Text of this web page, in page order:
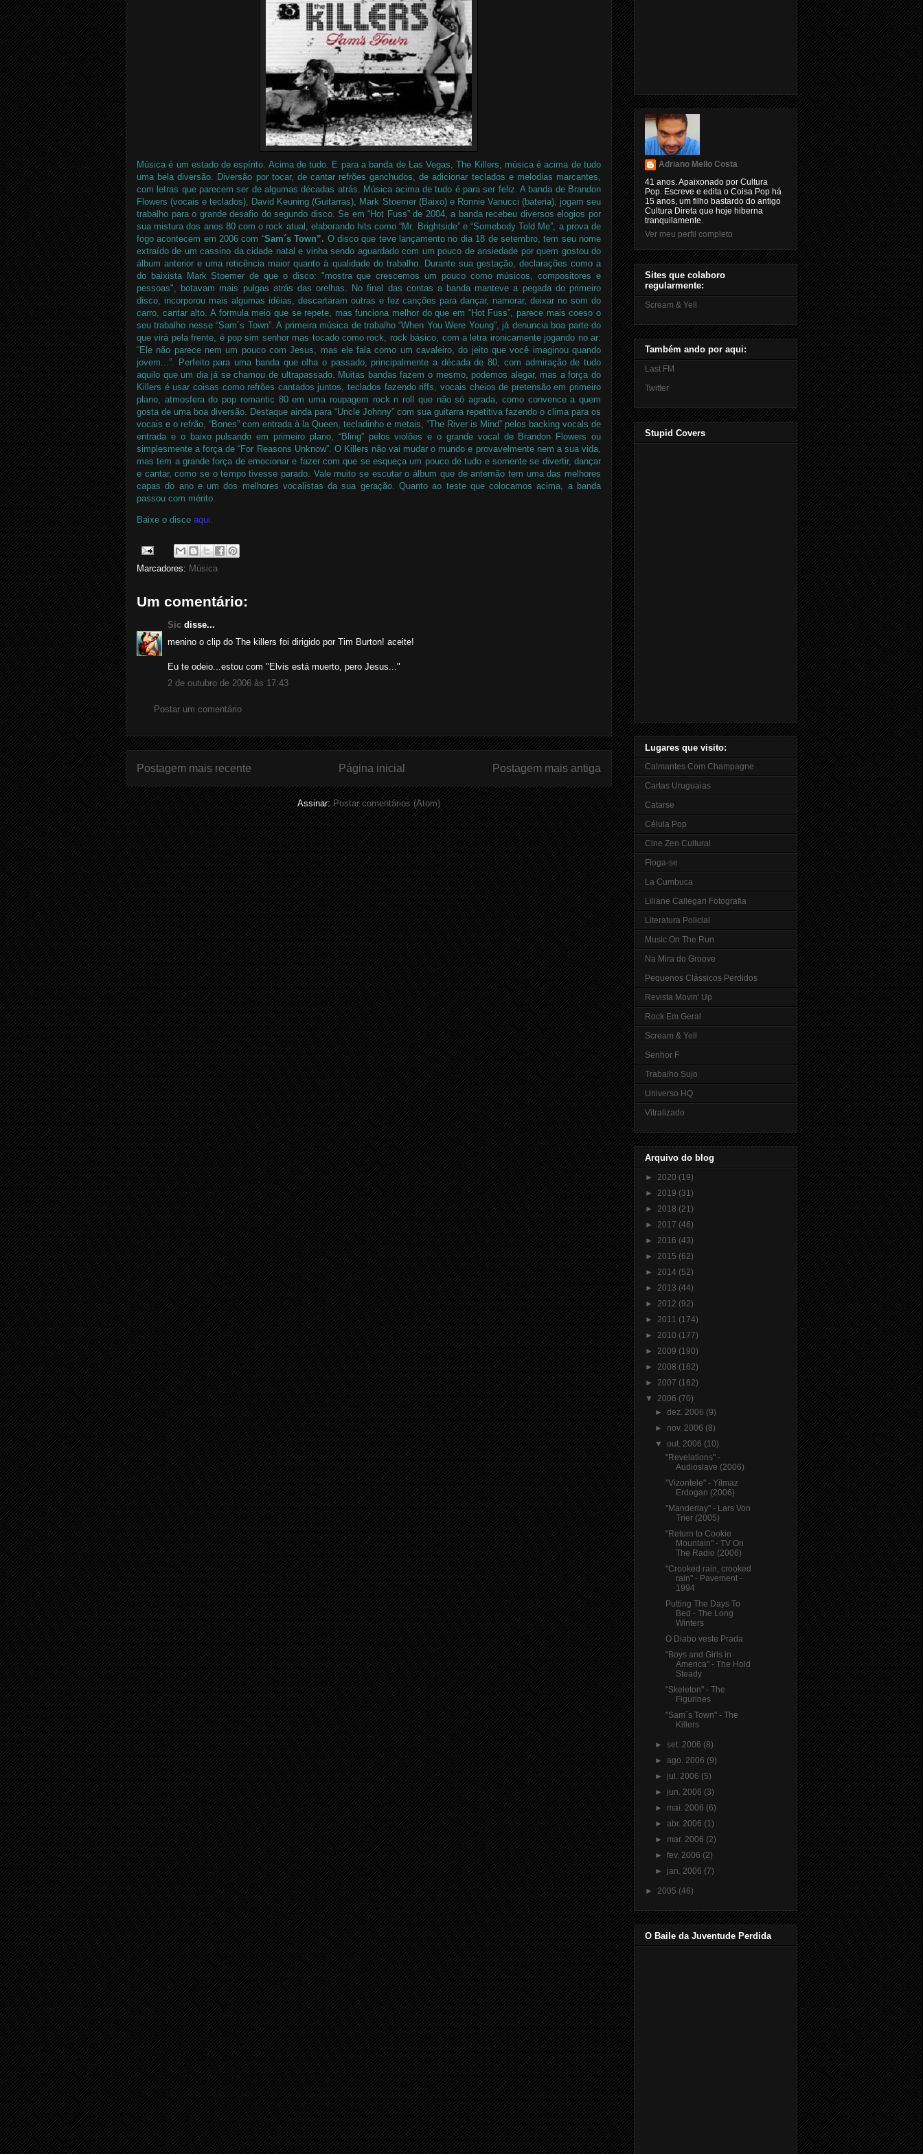
Música é um estado de espírito. Acima de tudo. E para a banda de Las Vegas, The Killers, música é acima de tudo
uma bela diversão. Diversão por tocar, de cantar refrões ganchudos, de adicionar teclados e melodias marcantes,
com letras que parecem ser de algumas décadas atrás. Música acima de tudo é para ser feliz. A banda de Brandon
Flowers (vocais e teclados), David Keuning (Guitarras), Mark Stoemer (Baixo) e Ronnie Vanucci (bateria), jogam seu
trabalho para o grande desafio do segundo disco. Se em “Hot Fuss” de 2004, a banda recebeu diversos elogios por
sua mistura dos anos 80 com o rock atual, elaborando hits como “Mr. Brightside” e “Somebody Told Me”, a prova de
fogo acontecem em 2006 com “Sam´s Town”. O disco que teve lançamento no dia 18 de setembro, tem seu nome
extraído de um cassino da cidade natal e vinha sendo aguardado com um pouco de ansiedade por quem gostou do
álbum anterior e uma reticência maior quanto à qualidade do trabalho. Durante sua gestação, declarações como a
do baixista Mark Stoemer de que o disco: "mostra que crescemos um pouco como músicos, compositores e
pessoas", botavam mais pulgas atrás das orelhas. No final das contas a banda manteve a pegada do primeiro
disco, incorporou mais algumas idéias, descartaram outras e fez canções para dançar, namorar, deixar no som do
carro, cantar alto. A formula meio que se repete, mas funciona melhor do que em “Hot Fuss”, parece mais coeso o
seu trabalho nesse “Sam´s Town”. A primeira música de trabalho “When You Were Young”, já denuncia boa parte do
que virá pela frente, é pop sim senhor mas tocado como rock, rock básico, com a letra ironicamente jogando no ar:
“Ele não parece nem um pouco com Jesus, mas ele fala como um cavaleiro, do jeito que você imaginou quando
jovem...”. Perfeito para uma banda que olha o passado, principalmente a década de 80, com admiração de tudo
aquilo que um dia já se chamou de ultrapassado. Muitas bandas fazem o mesmo, podemos alegar, mas a força do
Killers é usar coisas como refrões cantados juntos, teclados fazendo riffs, vocais cheios de pretensão em primeiro
plano, atmosfera do pop romantic 80 em uma roupagem rock n roll que não só agrada, como convence a quem
gosta de uma boa diversão. Destaque ainda para “Uncle Johnny” com sua guitarra repetitiva fazendo o clima para os
vocais e o refrão, “Bones” com entrada à la Queen, tecladinho e metais, “The River is Mind” pelos backing vocals de
entrada e o baixo pulsando em primeiro plano, “Bling” pelos violões e o grande vocal de Brandon Flowers ou
simplesmente a força de “For Reasons Unknow”. O Killers não vai mudar o mundo e provavelmente nem a sua vida,
mas tem a grande força de emocionar e fazer com que se esqueça um pouco de tudo e somente se divertir, dançar
e cantar, como se o tempo tivesse parado. Vale muito se escutar o álbum que de antemão tem uma das melhores
capas do ano e um dos melhores vocalistas da sua geração. Quanto ao teste que colocamos acima, a banda
passou com mérito.
Baixe o disco aqui.
Marcadores: Música
Um comentário:
Sic disse...
menino o clip do The killers foi dirigido por Tim Burton! aceite!
Eu te odeio...estou com "Elvis está muerto, pero Jesus..."
2 de outubro de 2006 às 17:43
Postar um comentário
Postagem mais recente Postagem mais antiga
Página inicial
Assinar:Postar comentários (Atom)
Adriano Mello Costa
41 anos. Apaixonado por Cultura
Pop. Escreve e edita o Coisa Pop há
15 anos, um filho bastardo do antigo
Cultura Direta que hoje hiberna
tranquilamente.
Ver meu perfil completo
Sites que colaboro
regularmente:
Scream & Yell
Também ando por aqui:
Last FM
Twitter
Stupid Covers
Lugares que visito:
Calmantes Com Champagne
Cartas Uruguaias
Catarse
Célula Pop
Cine Zen Cultural
Floga-se
La Cumbuca
Liliane Callegari Fotografia
Literatura Policial
Music On The Run
Na Mira do Groove
Pequenos Clássicos Perdidos
Revista Movin' Up
Rock Em Geral
Scream & Yell
Senhor F
Trabalho Sujo
Universo HQ
Vitralizado
Arquivo do blog
► 2020 (19)
► 2019 (31)
► 2018 (21)
► 2017 (46)
► 2016 (43)
► 2015 (62)
► 2014 (52)
► 2013 (44)
► 2012 (92)
► 2011 (174)
► 2010 (177)
► 2009 (190)
► 2008 (162)
► 2007 (162)
▼ 2006 (70)
►dez. 2006 (9)
► nov. 2006 (8)
▼out. 2006 (10)
"Revelations" -
Audioslave (2006)
"Vizontele" - Yilmaz
Erdogan (2006)
"Manderlay" - Lars Von
Trier (2005)
"Return to Cookie
Mountain" - TV On
The Radio (2006)
"Crooked rain, crooked
rain" - Pavement -
1994
Putting The Days To
Bed - The Long
Winters
O Diabo veste Prada
"Boys and Girls in
America" - The Hold
Steady
"Skeleton" - The
Figurines
"Sam´s Town" - The
Killers
►set. 2006 (8)
►ago. 2006 (9)
► jul. 2006 (5)
► jun. 2006 (3)
► mai. 2006 (6)
►abr. 2006 (1)
► mar. 2006 (2)
►fev. 2006 (2)
► jan. 2006 (7)
► 2005 (46)
O Baile da Juventude Perdida